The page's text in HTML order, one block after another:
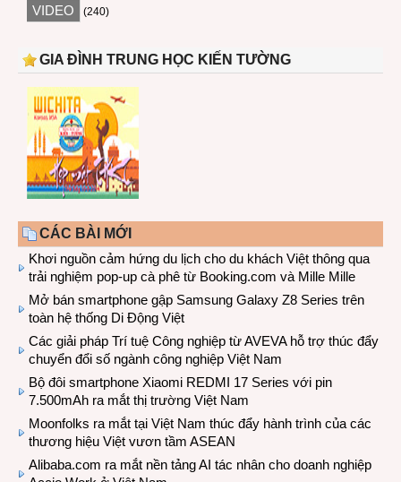
VIDEO (240)
GIA ĐÌNH TRUNG HỌC KIẾN TƯỜNG
CÁC BÀI MỚI
Khơi nguồn cảm hứng du lịch cho du khách Việt thông qua
trải nghiệm pop-up cà phê từ Booking.com và Mille Mille
Mở bán smartphone gập Samsung Galaxy Z8 Series trên
toàn hệ thống Di Động Việt
Các giải pháp Trí tuệ Công nghiệp từ AVEVA hỗ trợ thúc đẩy
chuyển đổi số ngành công nghiệp Việt Nam
Bộ đôi smartphone Xiaomi REDMI 17 Series với pin
7.500mAh ra mắt thị trường Việt Nam
Moonfolks ra mắt tại Việt Nam thúc đẩy hành trình của các
thương hiệu Việt vươn tầm ASEAN
Alibaba.com ra mắt nền tảng AI tác nhân cho doanh nghiệp